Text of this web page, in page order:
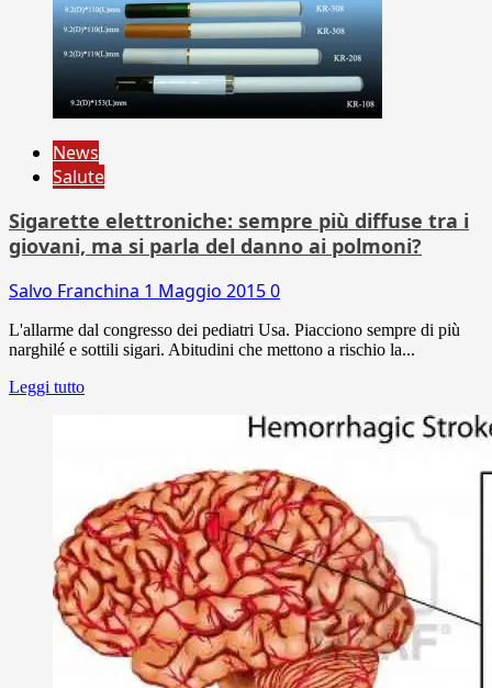
News
Salute
Sigarette elettroniche: sempre più diffuse tra i
giovani, ma si parla del danno ai polmoni?
Salvo Franchina 1 Maggio 20150
L'allarme dal congresso dei pediatri Usa. Piacciono sempre di più
narghilé e sottili sigari. Abitudini che mettono a rischio la...
Leggi tutto